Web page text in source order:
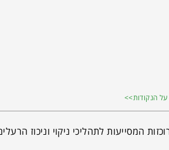
הנקודות>>
המסייעות לתהליכי ניקוי וניכוז